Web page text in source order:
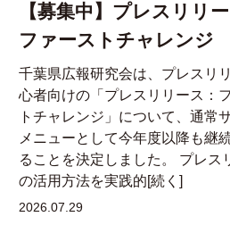
【募集中】プレスリリー
ファーストチャレンジ
千葉県広報研究会は、プレスリ
心者向けの「プレスリリース：
トチャレンジ」について、通常
メニューとして今年度以降も継
ることを決定しました。 プレス
の活用方法を実践的[続く]
2026.07.29